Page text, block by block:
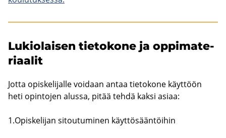
Lu­kio­lai­sen tie­to­ko­ne ja op­pi­ma­te­
ri­aa­lit
Jotta opis­ke­li­jal­le voi­daan antaa tie­to­ko­ne käyt­töön
heti opin­to­jen alus­sa, pitää tehdä kaksi asiaa:
1.Opis­ke­li­jan si­tou­tu­mi­nen käyt­tö­sään­töi­hin